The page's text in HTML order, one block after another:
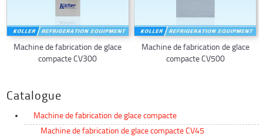
Machine de fabrication de glace
compacte CV300
Machine de fabrication de glace
compacte CV500
Catalogue
Machine de fabrication de glace compacte
Machine de fabrication de glace compacte CV45